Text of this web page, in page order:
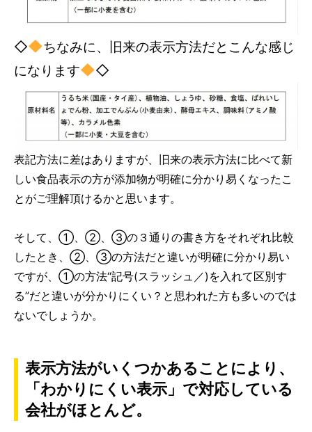
◇
ちなみに、旧来の表示方法だとこんな感じ
になります
◇
表記方法に差はありますが、旧来の表示方法に比べて新
しい食品表示の方が添加物が明確に分かり易くなったこ
とがご理解頂けるかと思います。
そして、①、②、③の３通りの書き方をそれぞれ比較
したとき、②、③の方法だと違いが明確に分かり易い
ですが、①の方法“記号(スラッシュ／)を入れて区別す
る”だと違いが分かりにくい？と思われた方も多いのでは
ないでしょうか。
表示方法がいくつかあることにより、
「わかりにくい表示」で対応している
会社がほとんど。